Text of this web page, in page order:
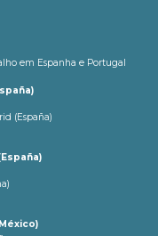
em Espanha e Portugal
(España)